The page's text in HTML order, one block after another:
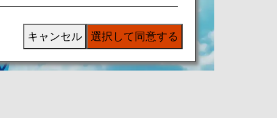
選択して同意する
キャンセル